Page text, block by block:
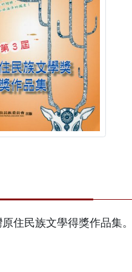
住民族文學得獎作品集。